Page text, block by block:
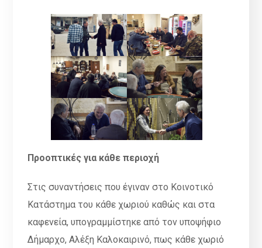
Προοπτικές για κάθε περιοχή
Στις συναντήσεις που έγιναν στο Κοινοτικό
Κατάστημα του κάθε χωριού καθώς και στα
καφενεία, υπογραμμίστηκε από τον υποψήφιο
Δήμαρχο, Αλέξη Καλοκαιρινό, πως κάθε χωριό